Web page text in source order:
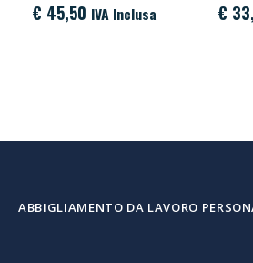
€ 45,50 IVA Inclusa €
ABBIGLIAMENTO DA LAVORO